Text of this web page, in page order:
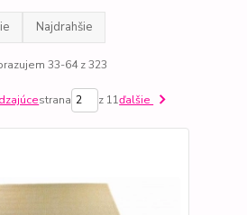
Najdrahšie
33-64 z 323
strana z 11ďalšie